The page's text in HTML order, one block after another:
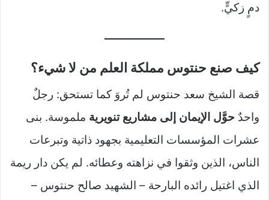
دمٍ زكيٍّ.
كيف صنع حنتوس مملكة العلم من لا شيء؟
قصة الشيخ سعد حنتوس لم تُروَ كما تستحق: رجلٌ
واحدٌ حوَّل الإيمان إلى مشاريع تنويرية ملموسة. بنى
عشرات المؤسسات التعليمية بجهود ذاتية وتبرعات
الناس، الذين وثقوا في نزاهته وعطائه. لم يكن دار ريمة
الذي اغتيل رائده البارحة – الشهيد صالح حنتوس –